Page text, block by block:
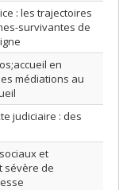
: les trajectoires
survivantes de
en
médiations au
judiciaire : des
et
sévère de